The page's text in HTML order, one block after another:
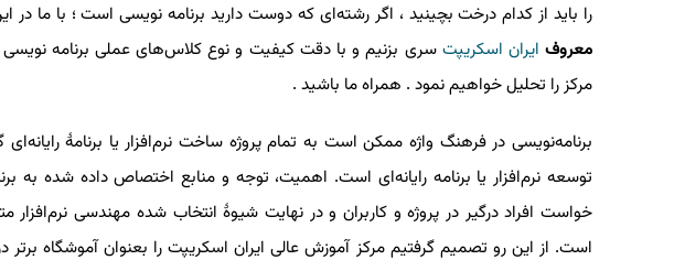
را باید از کدام درخت بچینید ، اگر رشته‌ای که دوست دارید برنامه ‌نویسی است ؛ با ما در
معروفایران اسکریپتسری بزنیم و با دقت کیفیت و نوع کلاس‌های عملی برنامه نویسی
مرکز را تحلیل خواهیم نمود . همراه ما باشید .
برنامه‌نویسی در فرهنگ واژه ممکن است به تمام پروژه ساخت نرم‌افزار یا برنامهٔ
توسعه نرم‌افزار یا برنامه رایانه‌ای است. اهمیت، توجه و منابع اختصاص داده شده
خواست افراد درگیر در پروژه و کاربران و در نهایت شیوهٔ انتخاب شده مهندسی نرم‌افزار
است. از این رو تصمیم گرفتیم مرکز آموزش عالی ایران اسکریپت را بعنوان آموشگاه برتر